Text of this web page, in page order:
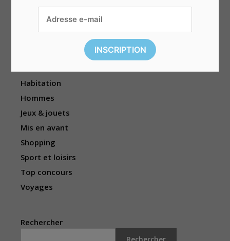
Divers
Électronique
Habitation
Hommes
Jeux & jouets
Mis en avant
Shopping
Sport et loisirs
Top concours
Voyages
Rechercher